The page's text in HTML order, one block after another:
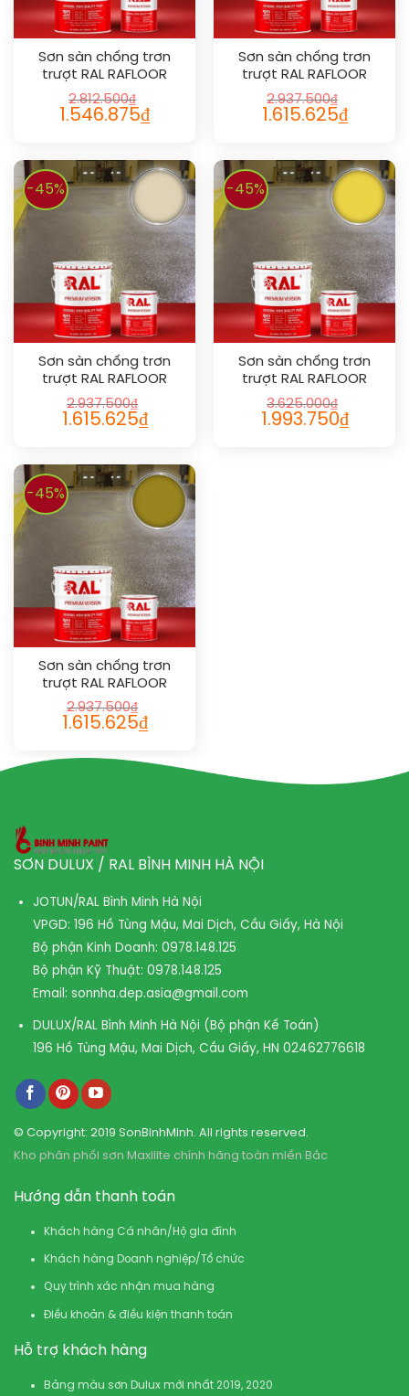
Sơn sàn chống trơn
trượt RAL RAFLOOR
ANTI-SLIP 1026
2.812.500₫
1.546.875₫
Sơn sàn chống trơn
trượt RAL RAFLOOR
ANTI-SLIP 1002
2.937.500₫
1.615.625₫
-45%
Sơn sàn chống trơn
trượt RAL RAFLOOR
ANTI-SLIP 1015
2.937.500₫
1.615.625₫
-45%
Sơn sàn chống trơn
trượt RAL RAFLOOR
ANTI-SLIP 1018
3.625.000₫
1.993.750₫
-45%
Sơn sàn chống trơn
trượt RAL RAFLOOR
ANTI-SLIP 1027
2.937.500₫
1.615.625₫
SƠN DULUX / RAL BÌNH MINH HÀ NỘI
JOTUN/RAL Bình Minh Hà Nội
VPGD: 196 Hồ Tùng Mậu, Mai Dịch, Cầu Giấy, Hà Nội
Bộ phận Kinh Doanh: 0978.148.125
Bộ phận Kỹ Thuật: 0978.148.125
Email: sonnha.dep.asia@gmail.com
DULUX/RAL Bình Minh Hà Nội (Bộ phận Kế Toán)
196 Hồ Tùng Mậu, Mai Dịch, Cầu Giấy, HN 02462776618
© Copyright: 2019 SonBinhMinh. All rights reserved.
Kho phân phối sơn Maxilite chính hãng toàn miền Bắc
Hướng dẫn thanh toán
Khách hàng Cá nhân/Hộ gia đình
Khách hàng Doanh nghiệp/Tổ chức
Quy trình xác nhận mua hàng
Điều khoản & điều kiện thanh toán
Hỗ trợ khách hàng
Bảng màu sơn Dulux mới nhất 2019, 2020